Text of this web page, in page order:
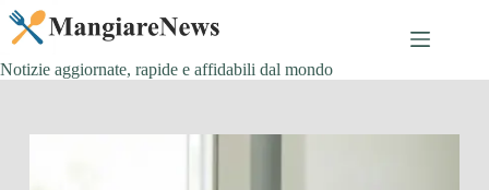
Salta
contenuto
Notizie aggiornate, rapide e affidabili dal mondo